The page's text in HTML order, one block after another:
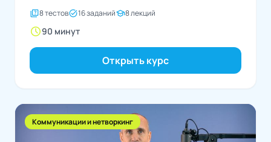
деловой...
quiz8 тестовtask_alt16 заданийschool8 лекций
schedule90 минут
Открыть курс
Коммуникации и нетворкинг